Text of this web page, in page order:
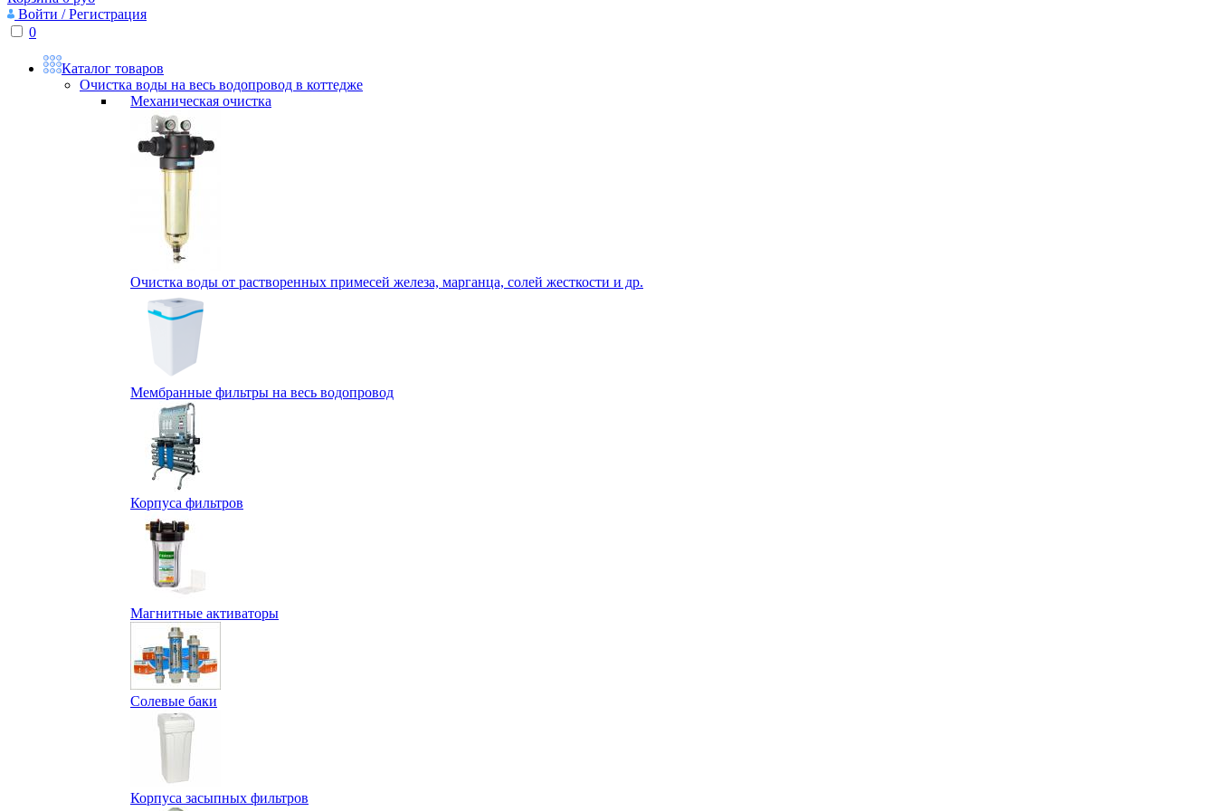
Войти / Регистрация
0
Каталог товаров
Очистка воды на весь водопровод в коттедже
Механическая очистка
Очистка воды от растворенных примесей железа, марганца, солей жесткости и др.
Мембранные фильтры на весь водопровод
Корпуса фильтров
Магнитные активаторы
Солевые баки
Корпуса засыпных фильтров